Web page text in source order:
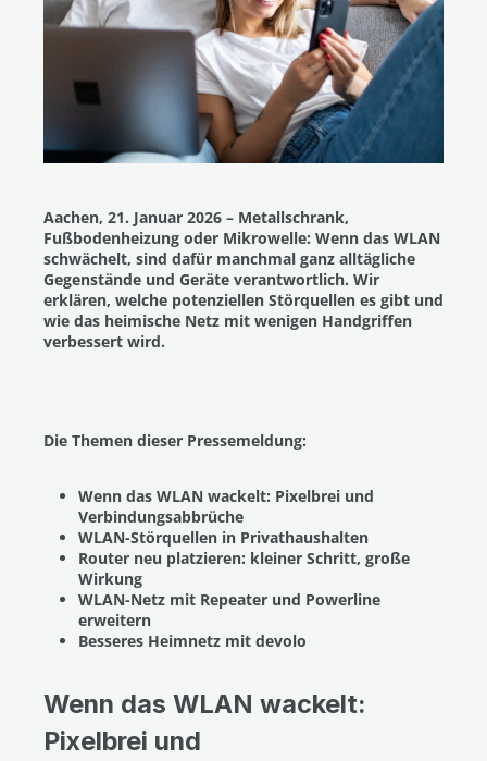
Aachen, 21. Januar 2026 – Metallschrank,
Fußbodenheizung oder Mikrowelle: Wenn das WLAN
schwächelt, sind dafür manchmal ganz alltägliche
Gegenstände und Geräte verantwortlich. Wir
erklären, welche potenziellen Störquellen es gibt und
wie das heimische Netz mit wenigen Handgriffen
verbessert wird.
Die Themen dieser Pressemeldung:
Wenn das WLAN wackelt: Pixelbrei und
Verbindungsabbrüche
WLAN-Störquellen in Privathaushalten
Router neu platzieren: kleiner Schritt, große
Wirkung
WLAN-Netz mit Repeater und Powerline
erweitern
Besseres Heimnetz mit devolo
Wenn das WLAN wackelt:
Pixelbrei und